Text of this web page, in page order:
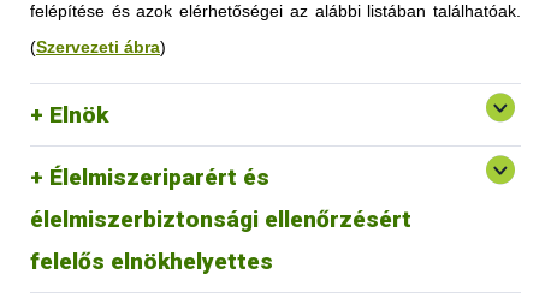
felépítése és azok elérhetőségei az alábbi listában találhatóak.
(Szervezeti ábra)
Elnök
Élelmiszeriparért és
élelmiszerbiztonsági ellenőrzésért
felelős elnökhelyettes